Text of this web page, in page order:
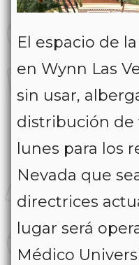
El espacio de
en Wynn Las
sin usar,
distribución de
lunes para los
Nevada que
directrices
lugar será
Médico